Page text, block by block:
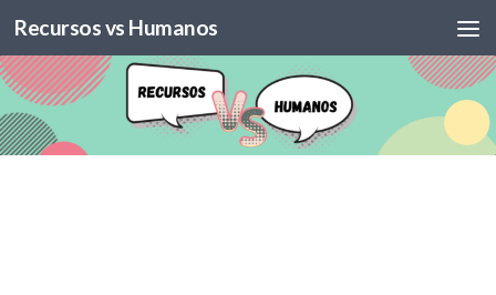
Skip to content
Recursos vs Humanos